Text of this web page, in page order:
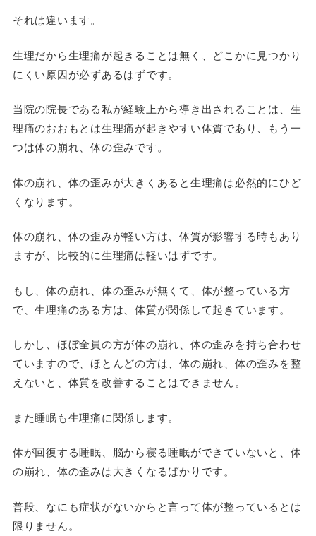
それは違います。
生理だから生理痛が起きることは無く、どこかに見つかり
にくい原因が必ずあるはずです。
当院の院長である私が経験上から導き出されることは、生
理痛のおおもとは生理痛が起きやすい体質であり、もう一
つは体の崩れ、体の歪みです。
体の崩れ、体の歪みが大きくあると生理痛は必然的にひど
くなります。
体の崩れ、体の歪みが軽い方は、体質が影響する時もあり
ますが、比較的に生理痛は軽いはずです。
もし、体の崩れ、体の歪みが無くて、体が整っている方
で、生理痛のある方は、体質が関係して起きています。
しかし、ほぼ全員の方が体の崩れ、体の歪みを持ち合わせ
ていますので、ほとんどの方は、体の崩れ、体の歪みを整
えないと、体質を改善することはできません。
また睡眠も生理痛に関係します。
体が回復する睡眠、脳から寝る睡眠ができていないと、体
の崩れ、体の歪みは大きくなるばかりです。
普段、なにも症状がないからと言って体が整っているとは
限りません。